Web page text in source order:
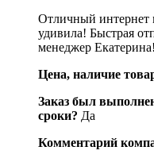
Отличный интернет
удивила! Быстрая
менеджер
Цена, наличие
Заказ был
сроки? Да
Комментарий